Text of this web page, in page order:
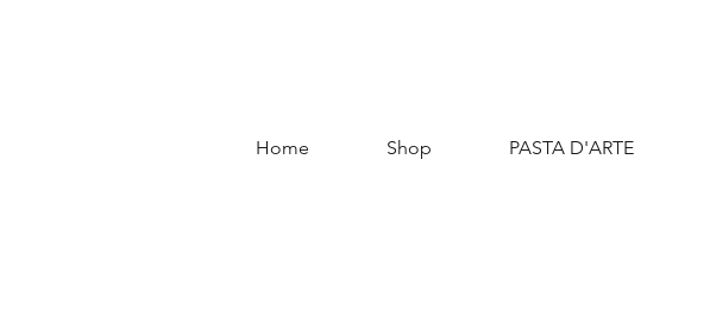
Home Shop PASTA D'ARTE